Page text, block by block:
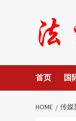
首页 国
HOME 传媒